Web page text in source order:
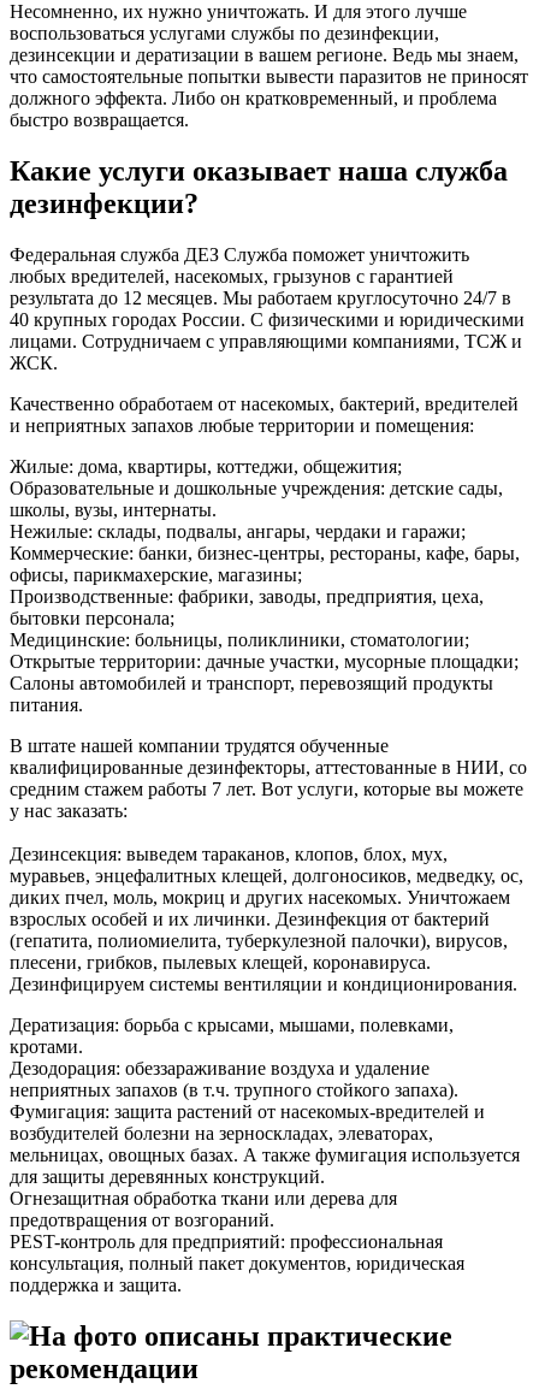
Несомненно, их нужно уничтожать. И для этого лучше
воспользоваться услугами службы по дезинфекции,
дезинсекции и дератизации в вашем регионе. Ведь мы знаем,
что самостоятельные попытки вывести паразитов не приносят
должного эффекта. Либо он кратковременный, и проблема
быстро возвращается.
Какие услуги оказывает наша служба
дезинфекции?
Федеральная служба ДЕЗ Служба поможет уничтожить
любых вредителей, насекомых, грызунов с гарантией
результата до 12 месяцев. Мы работаем круглосуточно 24/7 в
40 крупных городах России. С физическими и юридическими
лицами. Сотрудничаем с управляющими компаниями, ТСЖ и
ЖСК.
Качественно обработаем от насекомых, бактерий, вредителей
и неприятных запахов любые территории и помещения:
Жилые: дома, квартиры, коттеджи, общежития;
Образовательные и дошкольные учреждения: детские сады,
школы, вузы, интернаты.
Нежилые: склады, подвалы, ангары, чердаки и гаражи;
Коммерческие: банки, бизнес-центры, рестораны, кафе, бары,
офисы, парикмахерские, магазины;
Производственные: фабрики, заводы, предприятия, цеха,
бытовки персонала;
Медицинские: больницы, поликлиники, стоматологии;
Открытые территории: дачные участки, мусорные площадки;
Салоны автомобилей и транспорт, перевозящий продукты
питания.
В штате нашей компании трудятся обученные
квалифицированные дезинфекторы, аттестованные в НИИ, со
средним стажем работы 7 лет. Вот услуги, которые вы можете
у нас заказать:
Дезинсекция: выведем тараканов, клопов, блох, мух,
муравьев, энцефалитных клещей, долгоносиков, медведку, ос,
диких пчел, моль, мокриц и других насекомых. Уничтожаем
взрослых особей и их личинки. Дезинфекция от бактерий
(гепатита, полиомиелита, туберкулезной палочки), вирусов,
плесени, грибков, пылевых клещей, коронавируса.
Дезинфицируем системы вентиляции и кондиционирования.
Дератизация: борьба с крысами, мышами, полевками,
кротами.
Дезодорация: обеззараживание воздуха и удаление
неприятных запахов (в т.ч. трупного стойкого запаха).
Фумигация: защита растений от насекомых-вредителей и
возбудителей болезни на зерноскладах, элеваторах,
мельницах, овощных базах. А также фумигация используется
для защиты деревянных конструкций.
Огнезащитная обработка ткани или дерева для
предотвращения от возгораний.
PEST-контроль для предприятий: профессиональная
консультация, полный пакет документов, юридическая
поддержка и защита.